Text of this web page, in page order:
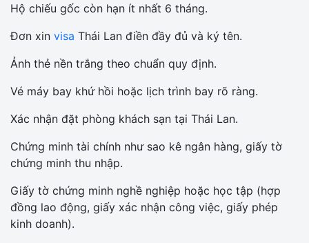
Hộ chiếu gốc còn hạn ít nhất 6 tháng.
Đơn xin visa Thái Lan điền đầy đủ và ký tên.
Ảnh thẻ nền trắng theo chuẩn quy định.
Vé máy bay khứ hồi hoặc lịch trình bay rõ ràng.
Xác nhận đặt phòng khách sạn tại Thái Lan.
Chứng minh tài chính như sao kê ngân hàng, giấy tờ
chứng minh thu nhập.
Giấy tờ chứng minh nghề nghiệp hoặc học tập (hợp
đồng lao động, giấy xác nhận công việc, giấy phép
kinh doanh).